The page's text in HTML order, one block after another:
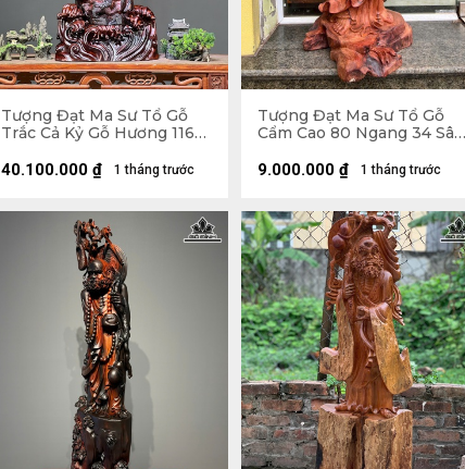
Tượng Đạt Ma Sư Tổ Gỗ
Trắc Cả Kỷ Gỗ Hương 116
Không Kỷ 103
1 tháng trước
40.100.000 ₫
Tượng Đạt Ma Sư Tổ Gỗ
Cẩm Cao 80 Ngang 34 Sâu
1 tháng trước
9.000.000 ₫